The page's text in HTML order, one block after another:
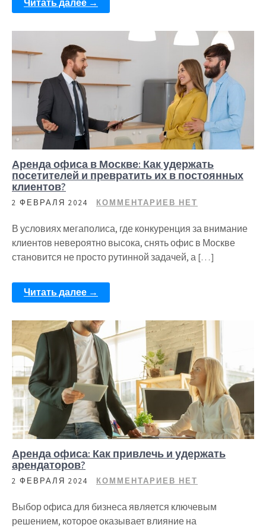
Читать далее →
Аренда офиса в Москве: Как удержать
посетителей и превратить их в постоянных
клиентов?
2 ФЕВРАЛЯ 2024 КОММЕНТАРИЕВ НЕТ
В условиях мегаполиса, где конкуренция за внимание
клиентов невероятно высока, снять офис в Москве
становится не просто рутинной задачей, а […]
Читать далее →
Аренда офиса: Как привлечь и удержать
арендаторов?
2 ФЕВРАЛЯ 2024 КОММЕНТАРИЕВ НЕТ
Выбор офиса для бизнеса является ключевым
решением, которое оказывает влияние на